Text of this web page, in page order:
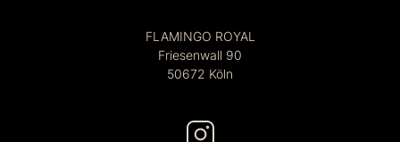
FLAMINGO ROYAL
Friesenwall 90
50672 Köln